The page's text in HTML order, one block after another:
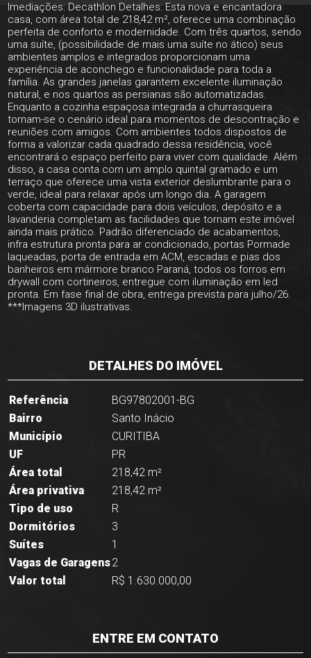
Imediações: Decathlon Detalhes: Esta nova e encantadora
casa, com área total de 218,42 m², oferece uma combinação
perfeita de conforto e modernidade. Com três quartos, sendo
uma suíte, (possibilidade de mais uma suíte no ático) seus
ambientes amplos e integrados proporcionam uma
experiência de aconchego e funcionalidade para toda a
família. As grandes janelas garantem excelente iluminação
natural, e nos quartos as persianas são automatizadas.
Enquanto a cozinha espaçosa integrada a churrasqueira
tornam-se o cenário ideal para momentos de descontração e
reuniões com amigos. Com ambientes todos dispostos de
forma a valorizar cada quadrado dessa residência, você
encontrará o espaço perfeito para viver com qualidade. Além
disso, a casa conta com um amplo quintal gramado e um
terraço que oferece uma vista exterior deslumbrante para o
verde, ideal para relaxar após um longo dia. A garagem
coberta com capacidade para dois veículos, depósito e a
lavanderia completam as facilidades que tornam este imóvel
ainda mais prático. Padrão diferenciado de acabamentos,
infra estrutura pronta para ar condicionado, portas Pormade
laqueadas, porta de entrada em ACM, escadas e pias dos
banheiros em mármore branco Paraná, todos os forros em
drywall com cortineiros, entregue com iluminação em led
pronta. Em fase final de obra, entrega prevista para julho/26.
***Imagens 3D ilustrativas.
DETALHES DO IMÓVEL
Referência
BG97802001-BG
Bairro
Santo Inácio
Município
CURITIBA
UF
PR
Área total
218,42 m²
Área privativa
218,42 m²
Tipo de uso
R
Dormitórios
3
Suítes
1
Vagas de Garagens2
Valor total
R$ 1.630.000,00
ENTRE EM CONTATO